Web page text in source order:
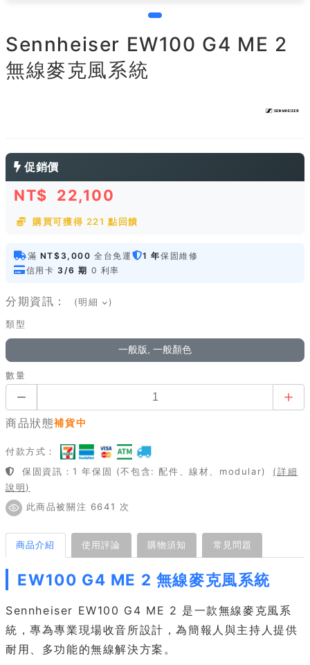
Sennheiser EW100 G4 ME 2
無線麥克風系統
促銷價
NT$ 22,100
購買可獲得 221 點回饋
滿 NT$3,000 全台免運 1 年保固維修
信用卡 3/6 期 0 利率
分期資訊： (明細 )
類型
一般版, 一般顏色
數量
商品狀態補貨中
付款方式：
保固資訊：1 年保固 (不包含: 配件、線材、modular)
(詳細
說明)
此商品被關注 6641 次
商品介紹 使用評論 購物須知 常見問題
EW100 G4 ME 2 無線麥克風系統
Sennheiser EW100 G4 ME 2 是一款無線麥克風系
統，專為專業現場收音所設計，為簡報人與主持人提供
耐用、多功能的無線解決方案。